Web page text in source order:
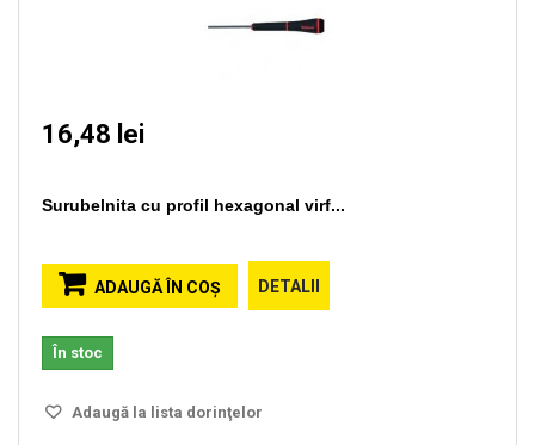
16,48 lei
Surubelnita cu profil hexagonal virf...
ADAUGĂ ÎN COŞ DETALII
În stoc
Adaugă la lista dorinţelor